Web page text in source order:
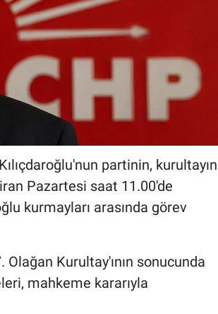
partinin, kurultayın
Pazartesi saat 11.00'de
kurmayları arasında görev
Kurultay'ının sonucunda
mahkeme kararıyla